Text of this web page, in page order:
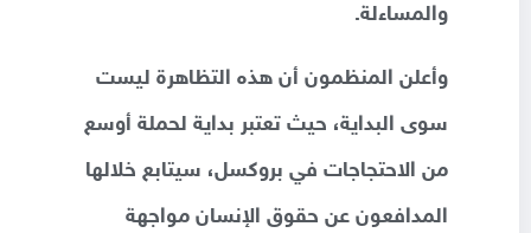
والمساءلة.
وأعلن المنظمون أن هذه التظاهرة ليست
سوى البداية، حيث تعتبر بداية لحملة أوسع
من الاحتجاجات في بروكسل، سيتابع خلالها
المدافعون عن حقوق الإنسان مواجهة